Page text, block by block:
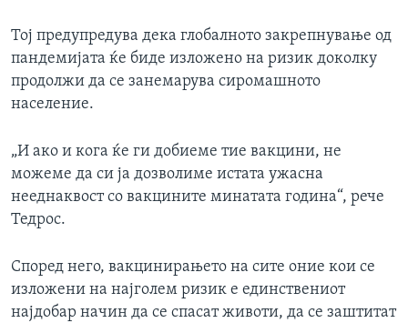
Тој предупредува дека глобалното закрепнување од
пандемијата ќе биде изложено на ризик доколку
продолжи да се занемарува сиромашното
население.
„И ако и кога ќе ги добиеме тие вакцини, не
можеме да си ја дозволиме истата ужасна
нееднаквост со вакцините минатата година“, рече
Тедрос.
Според него, вакцинирањето на сите оние кои се
изложени на најголем ризик е единствениот
најдобар начин да се спасат животи, да се заштитат